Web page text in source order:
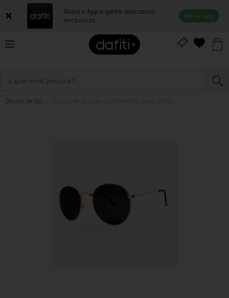
Baixe o App e ganhe descontos
exclusivos
Ver no app
Óculos de Sol